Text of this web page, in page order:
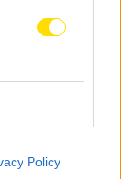
Policy